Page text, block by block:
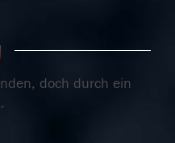
doch durch ein